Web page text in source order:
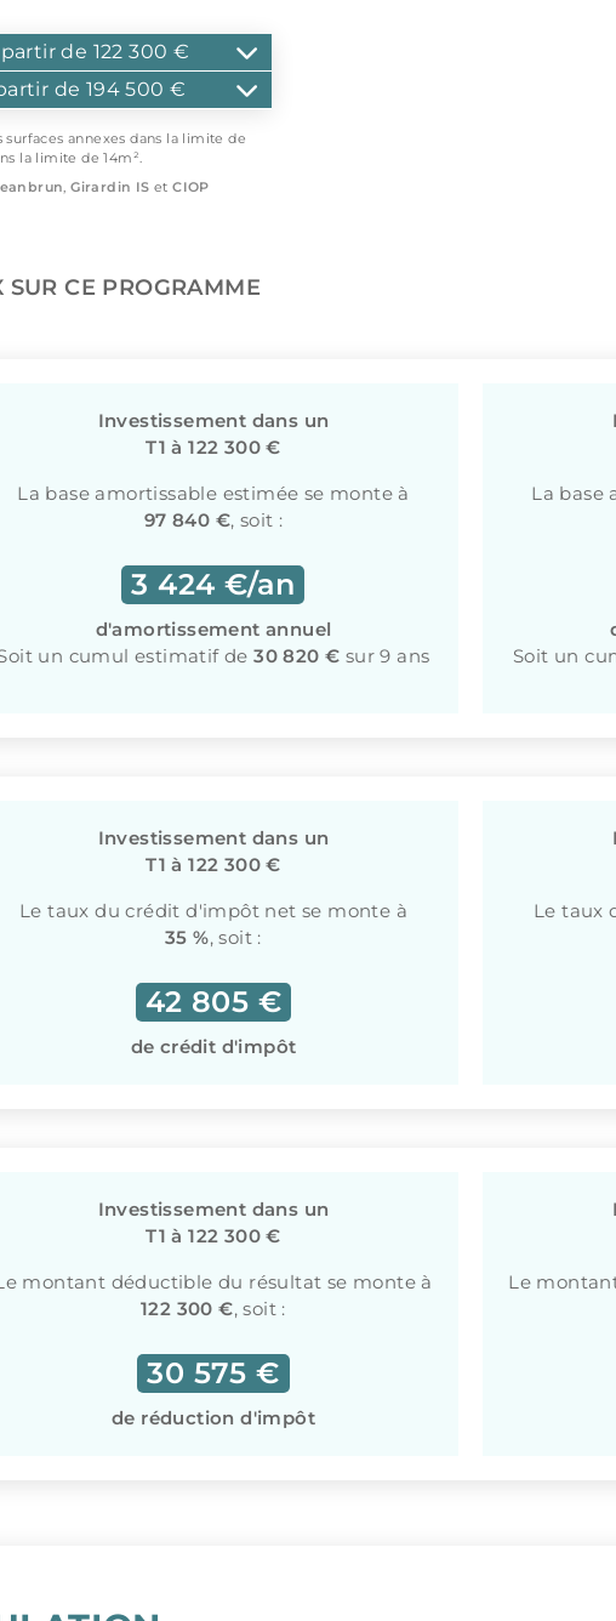
de 122 300 €
de 194 500 €
surfaces annexes dans la limite de
la limite de 14m².
,Girardin IS etCIOP
SUR CE PROGRAMME
Investissement dans un
T1 à 122 300 €
La base amortissable estimée se monte à
97 840 €, soit :
3 424 €/an
d'amortissement annuel
un cumul estimatif de30 820 € sur 9 ans
La base
Soit un
Investissement dans un
T1 à 122 300 €
Le taux du crédit d'impôt net se monte à
35 %, soit :
42 805 €
de crédit d'impôt
Le taux
Investissement dans un
T1 à 122 300 €
montant déductible du résultat se monte à
122 300 €, soit :
30 575 €
de réduction d'impôt
Le